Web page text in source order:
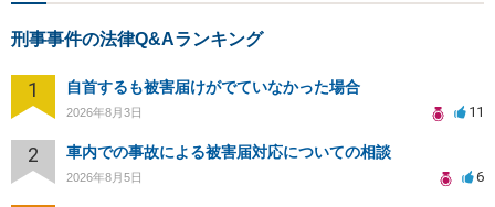
刑事事件の法律Q&Aランキング
1 自首するも被害届けがでていなかった場合
2026年8月3日 11
2 車内での事故による被害届対応についての相談
2026年8月5日 6